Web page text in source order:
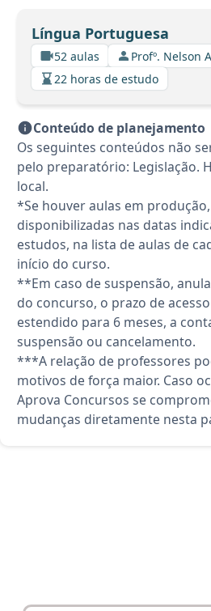
Língua Portuguesa
52 aulas
Profº. Nelson
22 horas de estudo
Conteúdo de planejamento
Os seguintes conteúdos não
pelo preparatório: Legislação.
local.
*Se houver aulas em
disponibilizadas nas datas
estudos, na lista de aulas de
início do curso.
**Em caso de suspensão,
do concurso, o prazo de
estendido para 6 meses, a
suspensão ou cancelamento.
***A relação de professores
motivos de força maior. Caso
Aprova Concursos se
mudanças diretamente nesta